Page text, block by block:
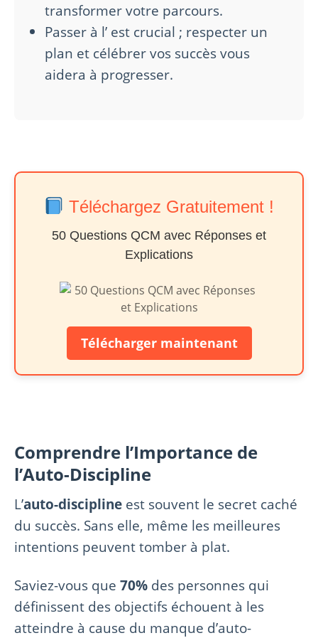
transformer votre parcours.
Passer à l’ est crucial ; respecter un
plan et célébrer vos succès vous
aidera à progresser.
Téléchargez Gratuitement !
50 Questions QCM avec Réponses et
Explications
Télécharger maintenant
Comprendre l’Importance de
l’Auto-Discipline
L’auto-discipline est souvent le secret caché
du succès. Sans elle, même les meilleures
intentions peuvent tomber à plat.
Saviez-vous que 70% des personnes qui
définissent des objectifs échouent à les
atteindre à cause du manque d’auto-